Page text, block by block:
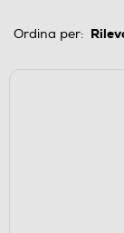
Ordina per: